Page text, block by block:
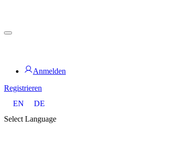
for PHYSIC ASSETS
Anmelden
Registrieren
EN
DE
Select Language